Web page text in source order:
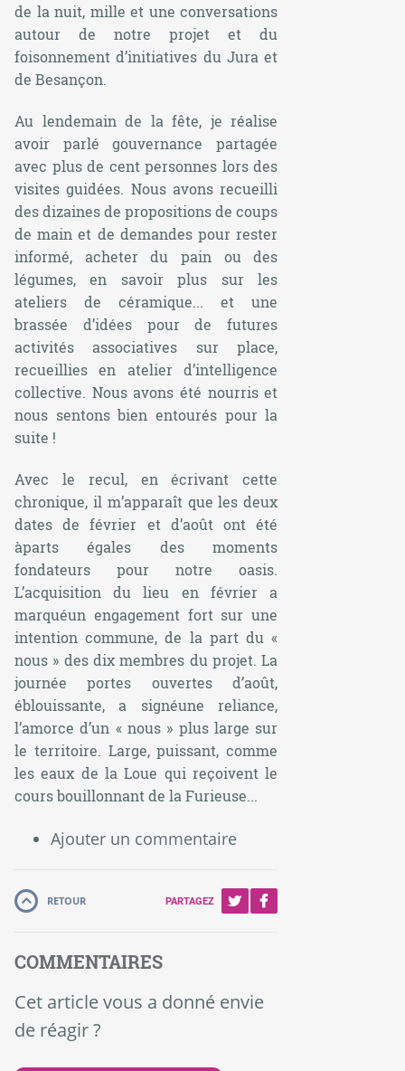
de la nuit, mille et une conversations
autour de notre projet et du
foisonnement d’initiatives du Jura et
de Besançon.
Au lendemain de la fête, je réalise
avoir parlé gouvernance partagée
avec plus de cent personnes lors des
visites guidées. Nous avons recueilli
des dizaines de propositions de coups
de main et de demandes pour rester
informé, acheter du pain ou des
légumes, en savoir plus sur les
ateliers de céramique... et une
brassée d’idées pour de futures
activités associatives sur place,
recueillies en atelier d’intelligence
collective. Nous avons été nourris et
nous sentons bien entourés pour la
suite !
Avec le recul, en écrivant cette
chronique, il m’apparaît que les deux
dates de février et d’août ont été
àparts égales des moments
fondateurs pour notre oasis.
L’acquisition du lieu en février a
marquéun engagement fort sur une
intention commune, de la part du «
nous » des dix membres du projet. La
journée portes ouvertes d’août,
éblouissante, a signéune reliance,
l’amorce d’un « nous » plus large sur
le territoire. Large, puissant, comme
les eaux de la Loue qui reçoivent le
cours bouillonnant de la Furieuse...
Ajouter un commentaire
RETOUR PARTAGEZ
COMMENTAIRES
Cet article vous a donné envie
de réagir ?